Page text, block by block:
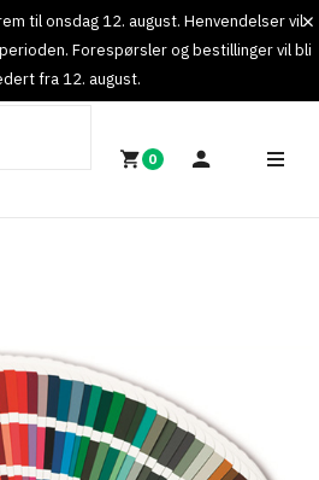
til onsdag 12. august. Henvendelser vil
Forespørsler og bestillinger vil bli
fra 12. august.
0